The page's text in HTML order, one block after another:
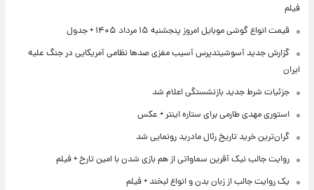
فیلم
قیمت انواع گوشی موبایل امروز پنجشنبه ۱۵ مرداد ۱۴۰۵ + جدول
گزارش جدید آسوشیتدپرس آسیب مغزی صدها نظامی آمریکایی در جنگ علیه
ایران
جزئیات شرط جدید بازنشستگی اعلام شد
استوری مهدی طارمی برای ستاره اینتر + عکس
گران‌ترین خرید تاریخ رئال مادرید رونمایی شد
روایت جالب نیک آفرین سماواتی از هم بازی شدن با امین تارخ + فیلم
یک روایت جالب از زبان بدن و انواع لبخند + فیلم